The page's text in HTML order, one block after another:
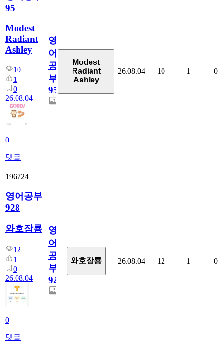
95
Modest
Radiant
Ashley
10
1
0
26.08.04
0
댓글
영
어
공
부
95
Modest
Radiant
Ashley
26.08.04 10 1 0
196724
영어공부
928
와호잠룡
12
1
0
26.08.04
0
댓글
영
어
공
부
928
와호잠룡 26.08.04 12 1 0